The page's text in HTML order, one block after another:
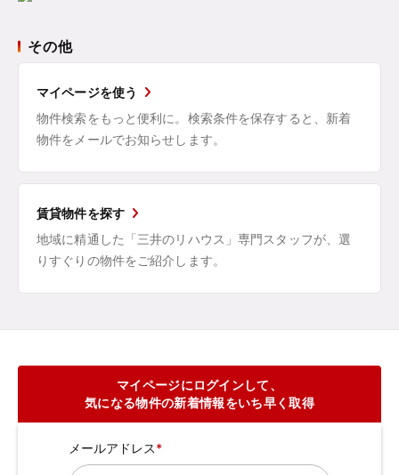
その他
マイページを使う
物件検索をもっと便利に。検索条件を保存すると、新着
物件をメールでお知らせします。
賃貸物件を探す
地域に精通した「三井のリハウス」専門スタッフが、選
りすぐりの物件をご紹介します。
マイページにログインして、
気になる物件の新着情報をいち早く取得
メールアドレス